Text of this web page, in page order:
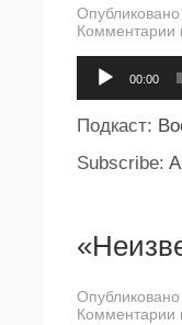
Комментарии
00:00
Подкаст:
Subscribe:
Комментарии